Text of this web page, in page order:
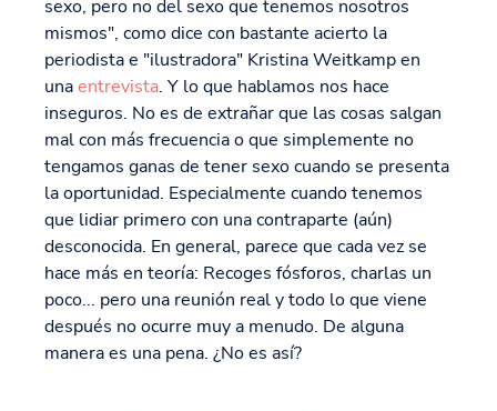
sexo, pero no del sexo que tenemos nosotros
mismos", como dice con bastante acierto la
periodista e "ilustradora" Kristina Weitkamp en
unaentrevista. Y lo que hablamos nos hace
inseguros. No es de extrañar que las cosas salgan
mal con más frecuencia o que simplemente no
tengamos ganas de tener sexo cuando se presenta
la oportunidad. Especialmente cuando tenemos
que lidiar primero con una contraparte (aún)
desconocida. En general, parece que cada vez se
hace más en teoría: Recoges fósforos, charlas un
poco... pero una reunión real y todo lo que viene
después no ocurre muy a menudo. De alguna
manera es una pena. ¿No es así?